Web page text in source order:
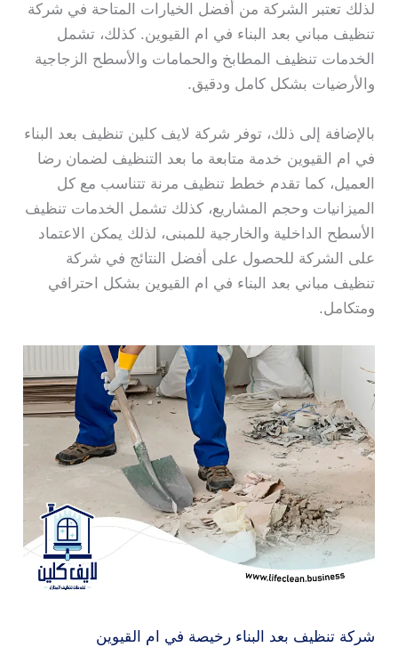
لذلك تعتبر الشركة من أفضل الخيارات المتاحة في شركة
تنظيف مباني بعد البناء في ام القيوين. كذلك، تشمل
الخدمات تنظيف المطابخ والحمامات والأسطح الزجاجية
والأرضيات بشكل كامل ودقيق.
بالإضافة إلى ذلك، توفر شركة لايف كلين تنظيف بعد البناء
في ام القيوين خدمة متابعة ما بعد التنظيف لضمان رضا
العميل، كما تقدم خطط تنظيف مرنة تتناسب مع كل
الميزانيات وحجم المشاريع، كذلك تشمل الخدمات تنظيف
الأسطح الداخلية والخارجية للمبنى، لذلك يمكن الاعتماد
على الشركة للحصول على أفضل النتائج في شركة
تنظيف مباني بعد البناء في ام القيوين بشكل احترافي
ومتكامل.
شركة تنظيف بعد البناء رخيصة في ام القيوين